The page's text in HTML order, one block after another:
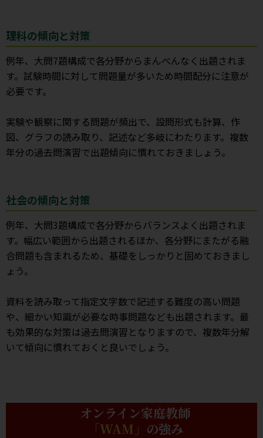
理科の傾向と対策
例年、大問7題構成で各分野からまんべんなく出題されま
す。試験時間に対して問題量が多いため時間配分に注意が
必要です。
実験や観察に関する問題が頻出で、設問形式も計算、作
図、グラフの読み取り、記述など多岐にわたります。複数
年分の過去問演習で出題傾向に慣れておきましょう。
社会の傾向と対策
例年、大問3題構成で各分野からバランスよく出題されま
す。幅広い範囲から出題されるほか、各分野にまたがる融
合問題も含まれるため、基礎をしっかりと固めておきまし
ょう。
資料を読み取って指定文字数で記述する難度の高い問題
や、細かい知識が必要な時事問題なども出題されます。最
も効果的な対策は過去問演習となりますので、複数年分解
いて傾向に慣れておくと良いでしょう。
オンライン家庭教師
「WAM」 の強み